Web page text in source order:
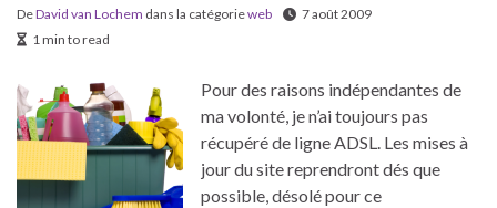
DeDavid van Lochem dans la catégorieweb
7 août 2009
1 min to read
Pour des raisons indépendantes de
ma volonté, je n’ai toujours pas
récupéré de ligne ADSL. Les mises à
jour du site reprendront dés que
possible, désolé pour ce